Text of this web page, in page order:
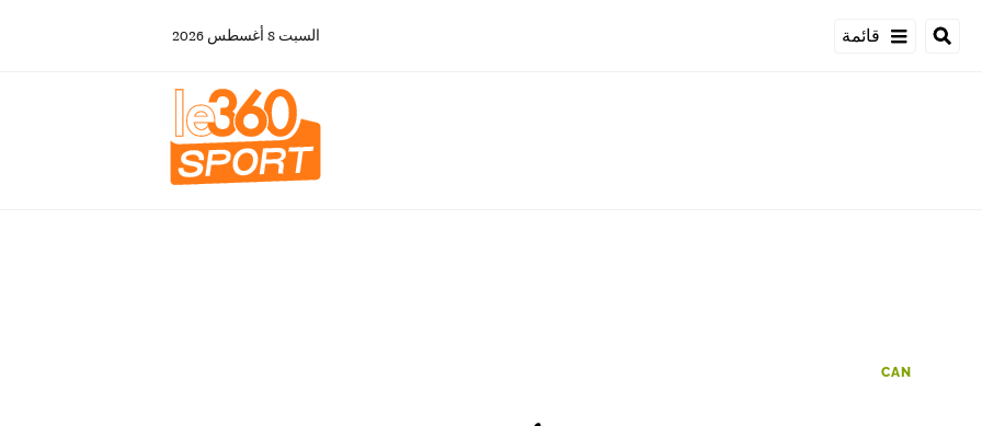
قائمة السبت 8 أغسطس 2026
CAN